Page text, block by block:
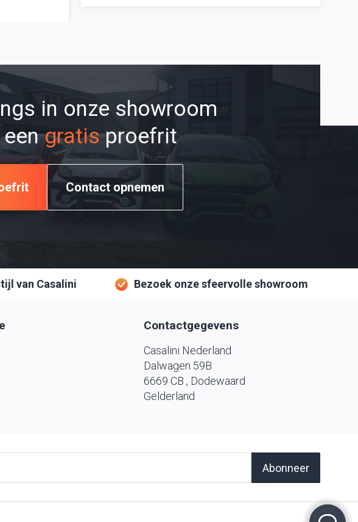
in onze showroom
eengratisproefrit
Contact opnemen
van Casalini Bezoek onze sfeervolle showroom
Contactgegevens
Casalini Nederland
Dalwagen 59B
6669 CB , Dodewaard
Gelderland
Abonneer